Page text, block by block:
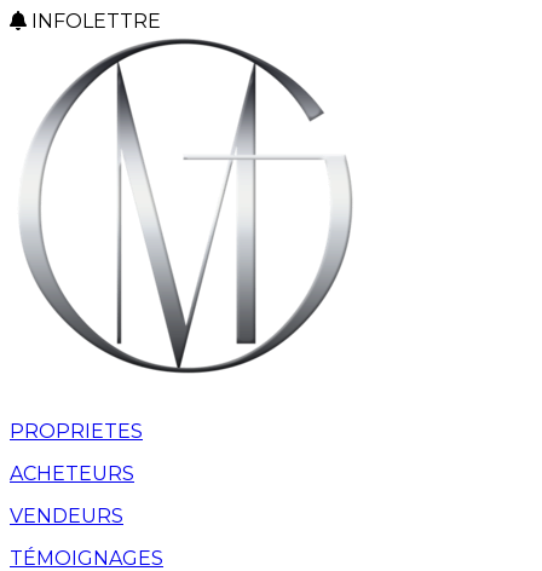
INFOLETTRE
PROPRIETES
ACHETEURS
VENDEURS
TÉMOIGNAGES